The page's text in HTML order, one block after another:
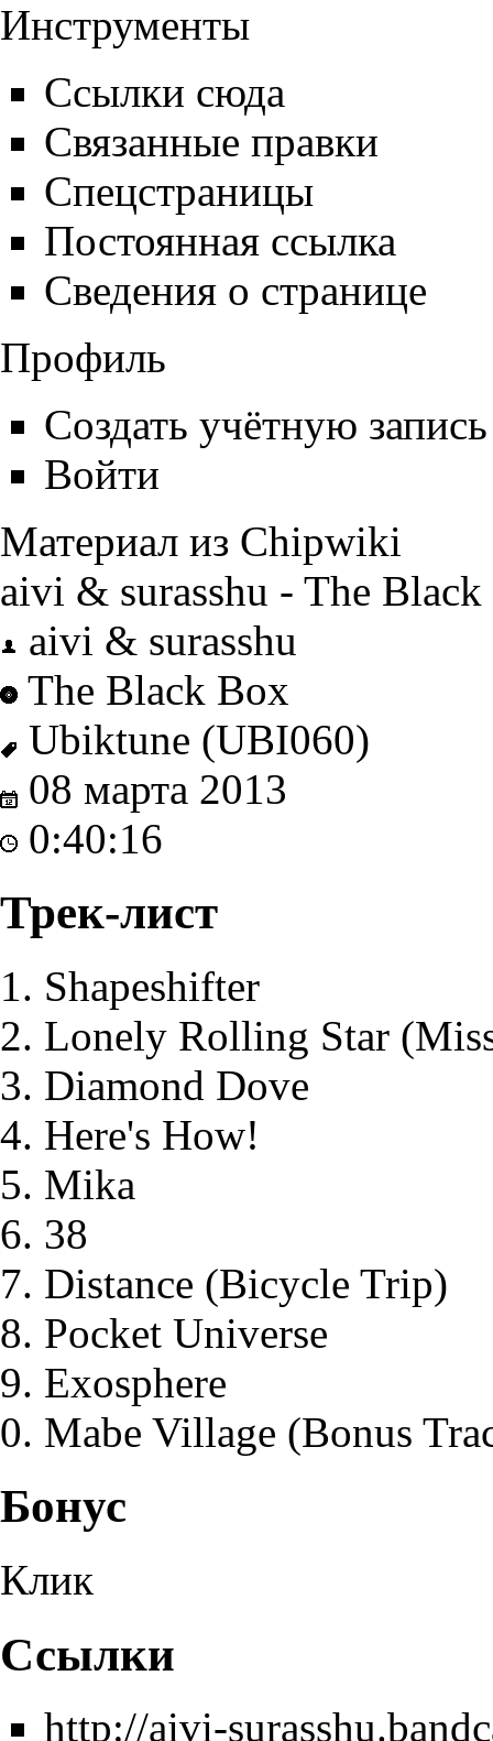
Инструменты
Ссылки сюда
Связанные правки
Спецстраницы
Постоянная ссылка
Сведения о странице
Профиль
Создать учётную запись
Войти
Материал из Chipwiki
aivi & surasshu - The
aivi & surasshu
The Black Box
Ubiktune (UBI060)
08 марта 2013
0:40:16
Трек-лист
Shapeshifter
Lonely Rolling Star
Diamond Dove
Here's How!
Mika
38
Distance (Bicycle Trip)
Pocket Universe
Exosphere
Mabe Village (Bonus
Бонус
Клик
Ссылки
http://aivi-